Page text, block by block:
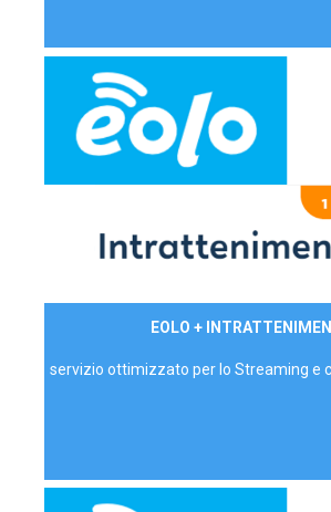
EOLO +
servizio ottimizzato per lo Streaming e